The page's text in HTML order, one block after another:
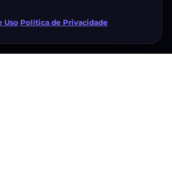
Uso·Política de Privacidade